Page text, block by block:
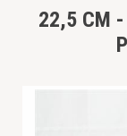
22,5 CM -